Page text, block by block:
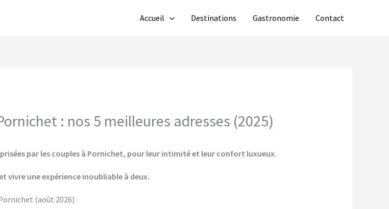
Accueil Destinations Gastronomie Contact
: nos 5 meilleures adresses (2025)
par les couples à Pornichet, pour leur intimité et leur confort luxueux.
vivre une expérience inoubliable à deux.
(août 2026)